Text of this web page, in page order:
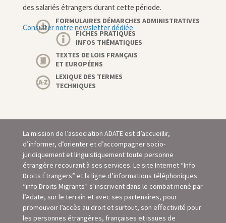
des salariés étrangers durant cette période.
Consulter notre newsletter dédiée
FORMULAIRES DÉMARCHES ADMINISTRATIVES
FICHES PRATIQUES
INFOS THÉMATIQUES
TEXTES DE LOIS FRANÇAIS
ET EUROPÉENS
LEXIQUE DES TERMES
TECHNIQUES
La mission de l’association ADATE est d’accueillir,
d’informer, d’orienter et d’accompagner socio-
juridiquement et linguistiquement toute personne
étrangère recourant à ses services. Le site Internet “Info
Droits Étrangers” et la ligne d’informations téléphoniques
“info Droits Migrants” s’inscrivent dans le combat mené par
l’Adate, sur le terrain et avec ses partenaires, pour
promouvoir l’accès au droit et surtout, son eﬀectivité pour
les personnes étrangères, françaises et issues de